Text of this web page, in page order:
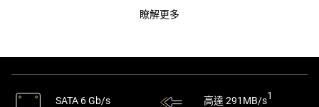
瞭解更多
SATA 6 Gb/s
高達 291MB/s1